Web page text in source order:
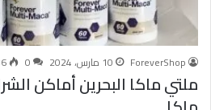
ForeverShop 10 مارس، 2024 0
ملتي ماكا البحرين أماكن